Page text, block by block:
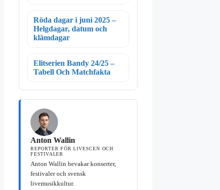
Röda dagar i juni 2025 –
Helgdagar, datum och
klämdagar
Elitserien Bandy 24/25 –
Tabell Och Matchfakta
Anton Wallin
REPORTER FÖR LIVESCEN OCH
FESTIVALER
Anton Wallin bevakar konserter,
festivaler och svensk
livemusikkultur.